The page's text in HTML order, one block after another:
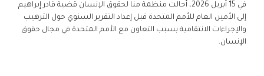
في 15 أبريل 2026، أحالت منظمة منا لحقوق الإنسان قضية قادر إبراهيم
إلى الأمين العام للأمم المتحدة قبل إعداد التقرير السنوي حول الترهيب
والإجراءات الانتقامية بسبب التعاون مع الأمم المتحدة في مجال حقوق
الإنسان.